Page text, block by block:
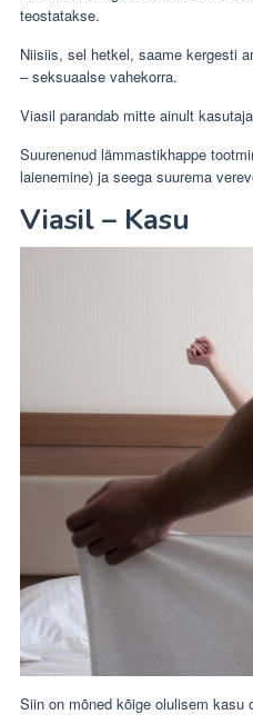
teostatakse.
Niisiis, sel hetkel, saame kergesti
– seksuaalse vahekorra.
Viasil parandab mitte ainult
Suurenenud lämmastikhappe
laienemine) ja seega suurema
Viasil – Kasu
Siin on mõned kõige olulisem kasu